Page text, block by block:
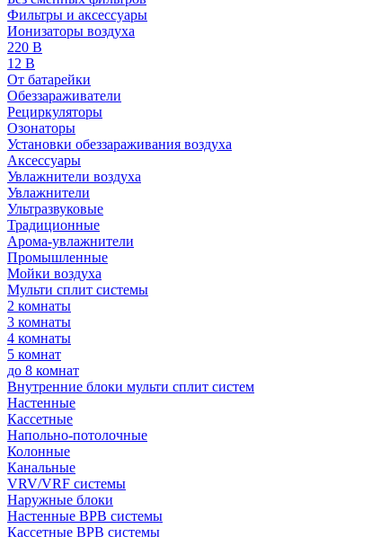
Фильтры и аксессуары
Ионизаторы воздуха
220 В
12 В
От батарейки
Обеззараживатели
Рециркуляторы
Озонаторы
Установки обеззараживания воздуха
Аксессуары
Увлажнители воздуха
Увлажнители
Ультразвуковые
Традиционные
Арома-увлажнители
Промышленные
Мойки воздуха
Мульти сплит системы
2 комнаты
3 комнаты
4 комнаты
5 комнат
до 8 комнат
Внутренние блоки мульти сплит систем
Настенные
Кассетные
Напольно-потолочные
Колонные
Канальные
VRV/VRF системы
Наружные блоки
Настенные ВРВ системы
Кассетные ВРВ системы